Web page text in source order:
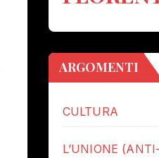
ARGOMENTI
CULTURA
L’UNIONE